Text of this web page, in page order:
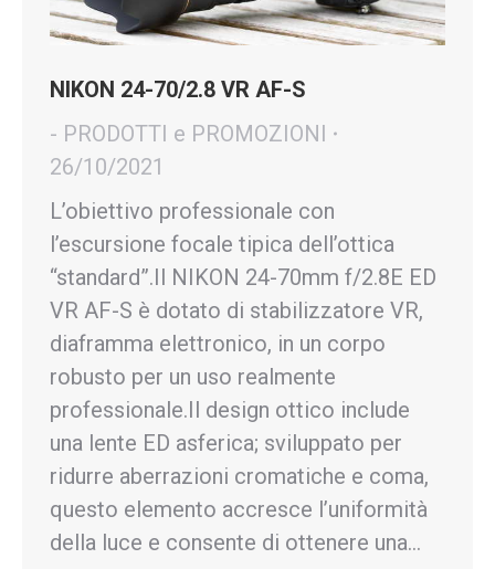
NIKON 24-70/2.8 VR AF-S
- PRODOTTI e PROMOZIONI
26/10/2021
L’obiettivo professionale con
l’escursione focale tipica dell’ottica
“standard”.Il NIKON 24-70mm f/2.8E ED
VR AF-S è dotato di stabilizzatore VR,
diaframma elettronico, in un corpo
robusto per un uso realmente
professionale.Il design ottico include
una lente ED asferica; sviluppato per
ridurre aberrazioni cromatiche e coma,
questo elemento accresce l’uniformità
della luce e consente di ottenere una…